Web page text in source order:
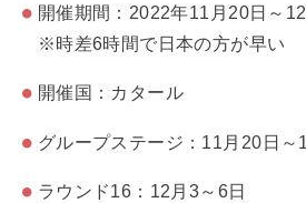
開催期間：2022年11月20日～
※時差6時間で日本の方が早い
開催国：カタール
グループステージ：11月20日～
ラウンド16：12月3～6日